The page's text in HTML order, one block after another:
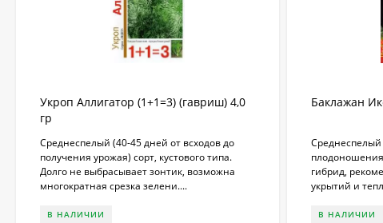
Укроп Аллигатор (1+1=3) (гавриш) 4,0
гр
Среднеспелый (40-45 дней от всходов до
получения урожая) сорт, кустового типа.
Долго не выбрасывает зонтик, возможна
многократная срезка зелени....
В НАЛИЧИИ
Баклажан
Среднеспелый
гибрид,
укрытий и
В НАЛИЧИИ